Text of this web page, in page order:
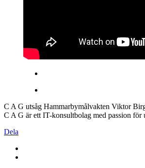
C A G utsåg Hammarbymålvakten Viktor
C A G är ett IT-konsultbolag med passion
Dela